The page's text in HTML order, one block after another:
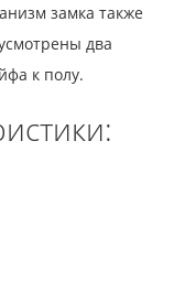
замка также
два
к полу.